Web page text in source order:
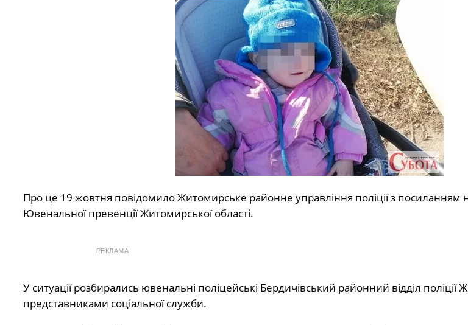
Про це 19 жовтня повідомило Житомирське районне управління поліції з посиланням
Ювенальної превенції Житомирської області.
РЕКЛАМА
У ситуації розбирались ювенальні поліцейські Бердичівський районний відділ
представниками соціальної служби.